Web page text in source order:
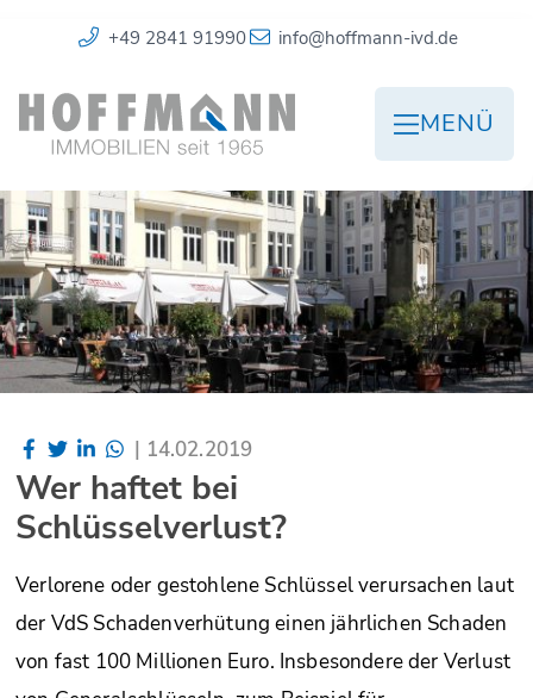
+49 2841 91990 info@hoffmann-ivd.de
MENÜ
| 14.02.2019
Wer haftet bei
Schlüsselverlust?
Verlorene oder gestohlene Schlüssel verursachen laut
der VdS Schadenverhütung einen jährlichen Schaden
von fast 100 Millionen Euro. Insbesondere der Verlust